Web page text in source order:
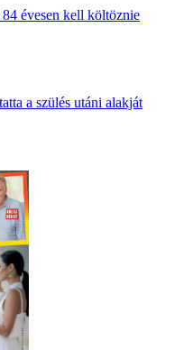
évesen kell költöznie
a szülés utáni alakját